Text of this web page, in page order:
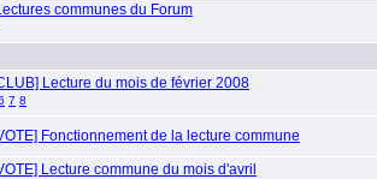
communes du Forum
Lecture du mois de février 2008
7 8
Fonctionnement de la lecture commune
Lecture commune du mois d'avril